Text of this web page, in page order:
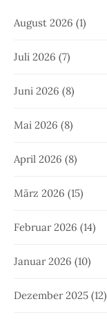
August 2026 (1)
Juli 2026 (7)
Juni 2026 (8)
Mai 2026 (8)
April 2026 (8)
März 2026 (15)
Februar 2026 (14)
Januar 2026 (10)
Dezember 2025 (12)